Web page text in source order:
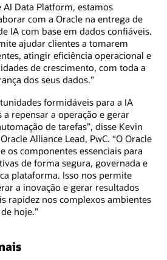
Data Platform, estamos
com a Oracle na entrega de
IA com base em dados confiáveis.
ajudar clientes a tomarem
atingir eficiência operacional e
de crescimento, com toda a
dos seus dados.”
formidáveis para a IA
repensar a operação e gerar
de tarefas”, disse Kevin
Alliance Lead, PwC. “O Oracle
os componentes essenciais para
de forma segura, governada e
plataforma. Isso nos permite
a inovação e gerar resultados
rapidez nos complexos ambientes
hoje.”